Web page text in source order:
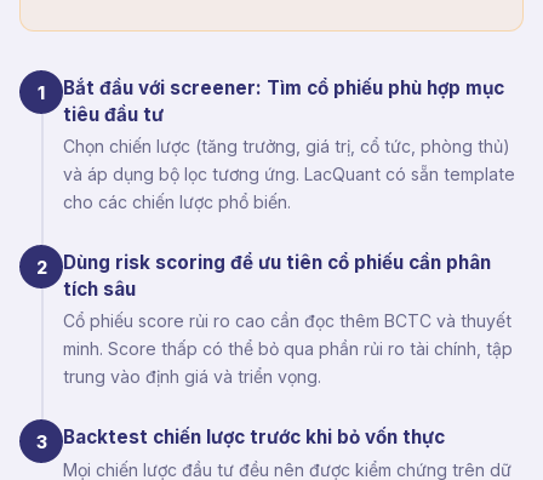
1
Bắt đầu với screener: Tìm cổ phiếu phù hợp mục
tiêu đầu tư
Chọn chiến lược (tăng trưởng, giá trị, cổ tức, phòng thủ)
và áp dụng bộ lọc tương ứng. LacQuant có sẵn template
cho các chiến lược phổ biến.
2
Dùng risk scoring để ưu tiên cổ phiếu cần phân
tích sâu
Cổ phiếu score rủi ro cao cần đọc thêm BCTC và thuyết
minh. Score thấp có thể bỏ qua phần rủi ro tài chính, tập
trung vào định giá và triển vọng.
3 Backtest chiến lược trước khi bỏ vốn thực
Mọi chiến lược đầu tư đều nên được kiểm chứng trên dữ